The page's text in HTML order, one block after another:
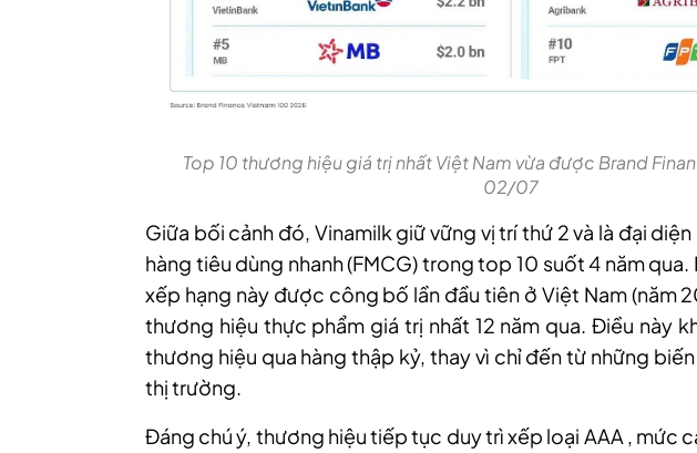
Top 10 thương hiệu giá trị nhất Việt Nam vừa được Brand
02/07
Giữa bối cảnh đó, Vinamilk giữ vững vị trí thứ 2 và là đại
hàng tiêu dùng nhanh (FMCG) trong top 10 suốt 4 năm
xếp hạng này được công bố lần đầu tiên ở Việt Nam (năm
thương hiệu thực phẩm giá trị nhất 12 năm qua. Điều này
thương hiệu qua hàng thập kỷ, thay vì chỉ đến từ những
thị trường.
Đáng chú ý, thương hiệu tiếp tục duy trì xếp loại AAA , mức